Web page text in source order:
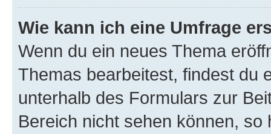
Wie kann ich eine Umfrage
Wenn du ein neues Thema
Themas bearbeitest, findest du
unterhalb des Formulars zur
Bereich nicht sehen können,